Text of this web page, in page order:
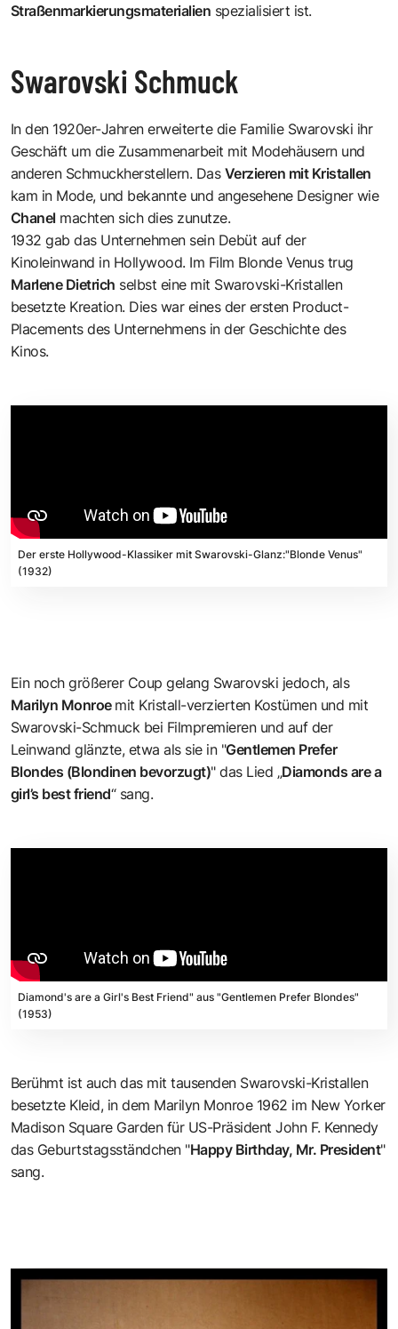
Straßenmarkierungsmaterialien spezialisiert ist.
Swarovski Schmuck
In den 1920er-Jahren erweiterte die Familie Swarovski ihr
Geschäft um die Zusammenarbeit mit Modehäusern und
anderen Schmuckherstellern. Das Verzieren mit Kristallen
kam in Mode, und bekannte und angesehene Designer wie
Chanel machten sich dies zunutze.
1932 gab das Unternehmen sein Debüt auf der
Kinoleinwand in Hollywood. Im Film Blonde Venus trug
Marlene Dietrich selbst eine mit Swarovski-Kristallen
besetzte Kreation. Dies war eines der ersten Product-
Placements des Unternehmens in der Geschichte des
Kinos.
Der erste Hollywood-Klassiker mit Swarovski-Glanz:"Blonde Venus"
(1932)
Ein noch größerer Coup gelang Swarovski jedoch, als
Marilyn Monroe mit Kristall-verzierten Kostümen und mit
Swarovski-Schmuck bei Filmpremieren und auf der
Leinwand glänzte, etwa als sie in "Gentlemen Prefer
Blondes (Blondinen bevorzugt)" das Lied „Diamonds are a
girl’s best friend“ sang.
Diamond's are a Girl's Best Friend" aus "Gentlemen Prefer Blondes"
(1953)
Berühmt ist auch das mit tausenden Swarovski-Kristallen
besetzte Kleid, in dem Marilyn Monroe 1962 im New Yorker
Madison Square Garden für US-Präsident John F. Kennedy
das Geburtstagsständchen "Happy Birthday, Mr. President"
sang.